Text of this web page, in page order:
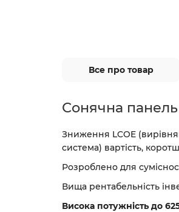
Все про товар
Сонячна панель
Зниження LCOE
система) вартість,
Розроблено для
Вища рентабельність
Висока потужність до